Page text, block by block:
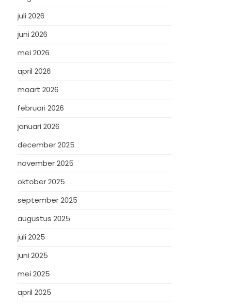
juli 2026
juni 2026
mei 2026
april 2026
maart 2026
februari 2026
januari 2026
december 2025
november 2025
oktober 2025
september 2025
augustus 2025
juli 2025
juni 2025
mei 2025
april 2025